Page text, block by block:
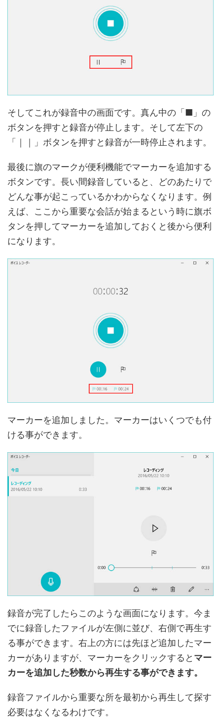
そしてこれが録音中の画面です。真ん中の「■」の
ボタンを押すと録音が停止します。そして左下の
「｜｜」ボタンを押すと録音が一時停止されます。
最後に旗のマークが便利機能でマーカーを追加する
ボタンです。長い間録音していると、どのあたりで
どんな事が起こっているかわからなくなります。例
えば、ここから重要な会話が始まるという時に旗ボ
タンを押してマーカーを追加しておくと後から便利
になります。
マーカーを追加しました。マーカーはいくつでも付
ける事ができます。
録音が完了したらこのような画面になります。今ま
でに録音したファイルが左側に並び、右側で再生す
る事ができます。右上の方には先ほど追加したマー
カーがありますが、マーカーをクリックすると マー
カーを追加した秒数から再生する事ができます。
録音ファイルから重要な所を最初から再生して探す
必要はなくなるわけです。